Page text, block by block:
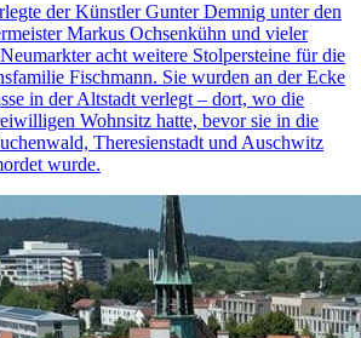
der Künstler Gunter Demnig unter den
Markus Ochsenkühn und vieler
acht weitere Stolpersteine für die
Fischmann. Sie wurden an der Ecke
in der Altstadt verlegt – dort, wo die
Wohnsitz hatte, bevor sie in die
Theresienstadt und Auschwitz
wurde.